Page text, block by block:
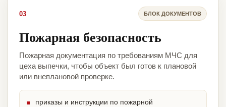
03 БЛОК ДОКУМЕНТОВ
Пожарная безопасность
Пожарная документация по требованиям МЧС для
цеха выпечки, чтобы объект был готов к плановой
или внеплановой проверке.
приказы и инструкции по пожарной